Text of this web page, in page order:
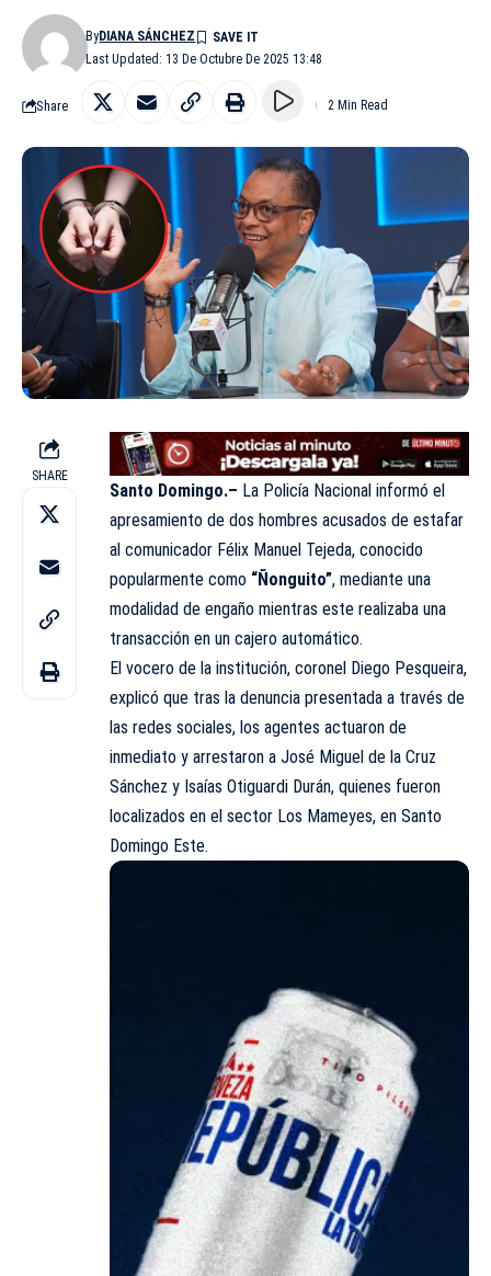
Last Updated: 13 De Octubre De 2025 13:48
ByDIANA SÁNCHEZ
Share 2 Min Read
SHARE
Santo Domingo.– La Policía Nacional informó el
apresamiento de dos hombres acusados de estafar
al comunicador Félix Manuel Tejeda, conocido
popularmente como “Ñonguito”, mediante una
modalidad de engaño mientras este realizaba una
transacción en un cajero automático.
El vocero de la institución, coronel Diego Pesqueira,
explicó que tras la denuncia presentada a través de
las redes sociales, los agentes actuaron de
inmediato y arrestaron a José Miguel de la Cruz
Sánchez y Isaías Otiguardi Durán, quienes fueron
localizados en el sector Los Mameyes, en Santo
Domingo Este.